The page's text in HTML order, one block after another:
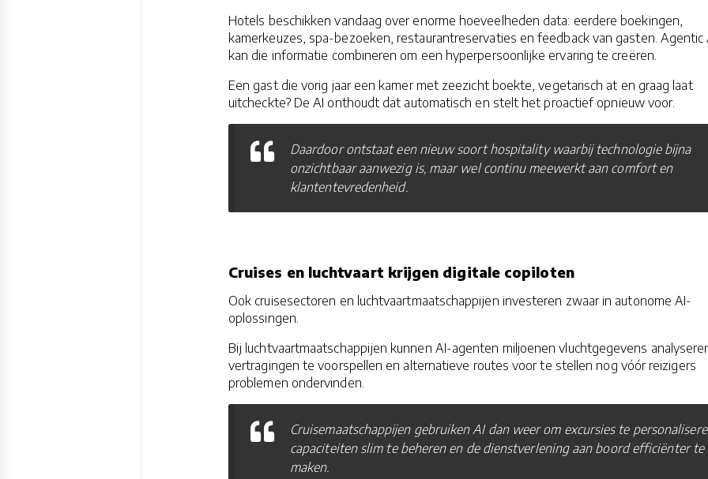
Hotels beschikken vandaag over enorme hoeveelheden data: eerdere boekingen,
kamerkeuzes, spa-bezoeken, restaurantreservaties en feedback van gasten. Agentic
kan die informatie combineren om een hyperpersoonlijke ervaring te creëren.
Een gast die vorig jaar een kamer met zeezicht boekte, vegetarisch at en graag laat
uitcheckte? De AI onthoudt dat automatisch en stelt het proactief opnieuw voor.
Daardoor ontstaat een nieuw soort hospitality waarbij technologie bijna
onzichtbaar aanwezig is, maar wel continu meewerkt aan comfort en
klantentevredenheid.
Cruises en luchtvaart krijgen digitale copiloten
Ook cruisesectoren en luchtvaartmaatschappijen investeren zwaar in autonome AI-
oplossingen.
Bij luchtvaartmaatschappijen kunnen AI-agenten miljoenen vluchtgegevens
vertragingen te voorspellen en alternatieve routes voor te stellen nog vóór reizigers
problemen ondervinden.
Cruisemaatschappijen gebruiken AI dan weer om excursies te
capaciteiten slim te beheren en de dienstverlening aan boord efficiënter te
maken.